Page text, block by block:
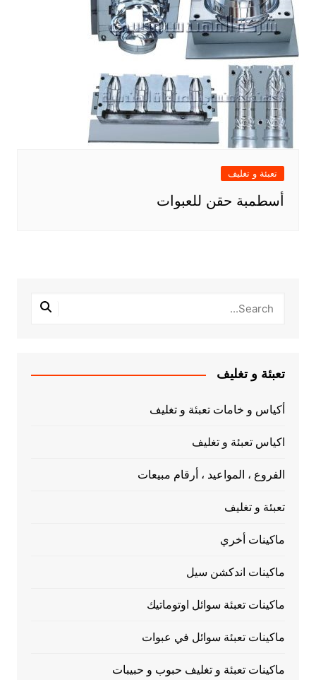
تعبئة و تغليف
أسطمبة حقن للعبوات
تعبئة و تغليف
أكياس و خامات تعبئة و تغليف
اكياس تعبئة و تغليف
الفروع ، المواعيد ، أرقام مبيعات
تعبئة و تغليف
ماكينات أخري
ماكينات اندكشن سيل
ماكينات تعبئة سوائل اوتوماتيك
ماكينات تعبئة سوائل في عبوات
ماكينات تعبئة و تغليف حبوب و حبيبات